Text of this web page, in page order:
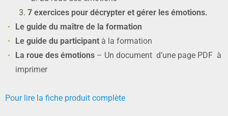
7 exercices pour décrypter et gérer les émotions.
Le guide du maître de la formation
Le guide du participant à la formation
La roue des émotions – Un document d’une page PDF à
imprimer
Pour lire la fiche produit complète